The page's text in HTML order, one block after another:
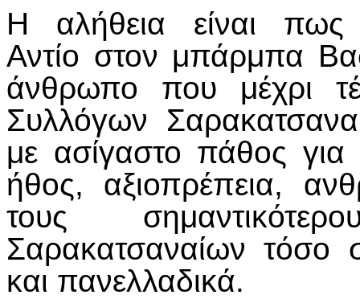
Η αλήθεια είναι
Αντίο στον μπάρμπα
άνθρωπο που μέχρι
Συλλόγων
με ασίγαστο πάθος
ήθος, αξιοπρέπεια,
τους
Σαρακατσαναίων τόσο
και πανελλαδικά.